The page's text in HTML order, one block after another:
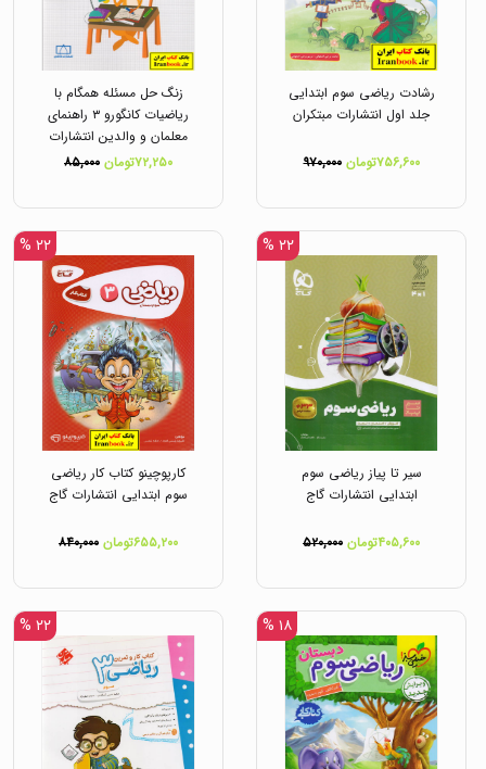
رشادت ریاضی سوم ابتدایی
جلد اول انتشارات مبتکران
۷۵۶,۶۰۰تومان ۹۷۰,۰۰۰
زنگ حل مسئله همگام با
ریاضیات کانگورو ۳ راهنمای
معلمان و والدین انتشارات
فاطمی۷۲,۲۵۰تومان ۸۵,۰۰۰
۲۲ %
سیر تا پیاز ریاضی سوم
ابتدایی انتشارات گاج
۴۰۵,۶۰۰تومان ۵۲۰,۰۰۰
۲۲ %
کارپوچینو کتاب کار ریاضی
سوم ابتدایی انتشارات گاج
۶۵۵,۲۰۰تومان ۸۴۰,۰۰۰
۱۸ % ۲۲ %